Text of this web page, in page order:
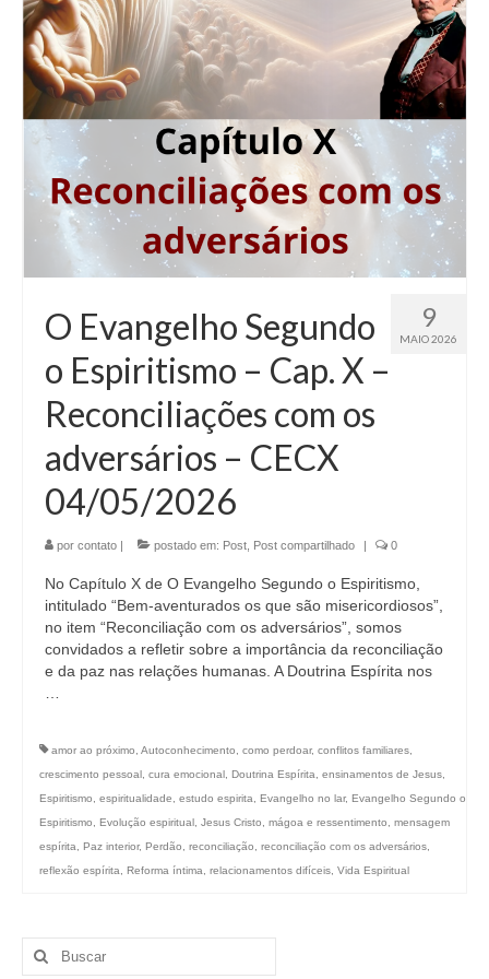
9
MAIO 2026
O Evangelho Segundo
o Espiritismo – Cap. X –
Reconciliações com os
adversários – CECX
04/05/2026
por contato | postado em: Post Post compartilhado | 0
No Capítulo X de O Evangelho Segundo o Espiritismo,
intitulado “Bem-aventurados os que são misericordiosos”,
no item “Reconciliação com os adversários”, somos
convidados a refletir sobre a importância da reconciliação
e da paz nas relações humanas. A Doutrina Espírita nos
amor ao próximo Autoconhecimento como perdoar, conflitos familiares
crescimento pessoal cura emocional Doutrina Espírita ensinamentos de Jesus
Espiritismo
espiritualidade estudo espirita Evangelho no lar, Evangelho Segundo o
Espiritismo
Evolução espiritual Jesus Cristo mágoa e ressentimento
mensagem
espírita
Paz interior, Perdão reconciliação reconciliação com os adversários
reflexão espírita
Reforma íntima relacionamentos difíceis Vida Espiritual
Buscar